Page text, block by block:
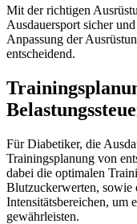
Mit der richtigen
Ausdauersport sicher
Anpassung der
entscheidend.
Für Diabetiker, die
Trainingsplanung von
dabei die optimalen
Blutzuckerwerten, sowie
Intensitätsbereichen, um
gewährleisten.